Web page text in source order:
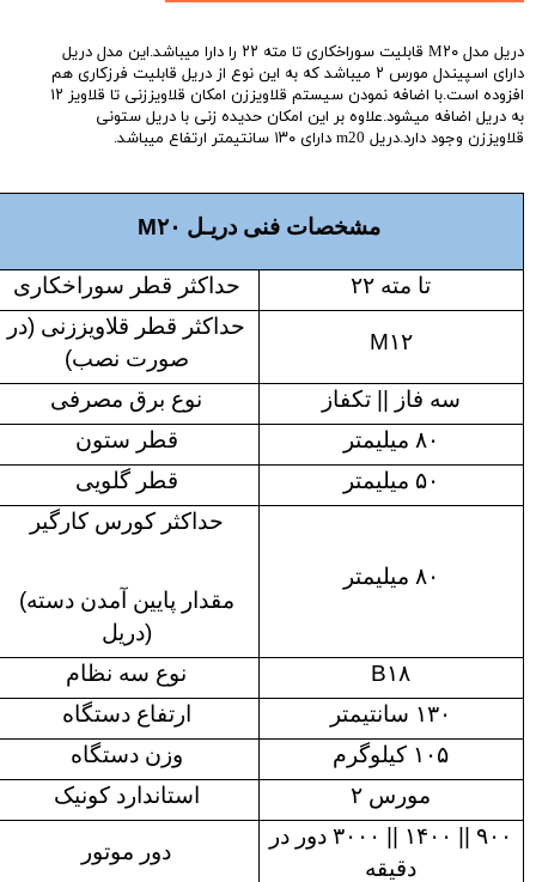
دریل مدل M۲۰ قابلیت سوراخکاری تا مته ۲۲ را دارا میباشد.این مدل دریل
دارای اسپیندل مورس ۲ میباشد که به این نوع از دریل قابلیت فرزکاری هم
افزوده است.با اضافه نمودن سیستم قلاویززن امکان قلاویززنی تا قلاویز ۱۲
به دریل اضافه میشود.علاوه بر این امکان حدیده زنی با دریل ستونی
قلاویززن وجود دارد.دریل m20 دارای
۱۳۰ سانتیمتر ارتفاع میباشد.
مشخصات فنی دریـل M۲۰
تا مته ۲۲ حداکثر قطر سوراخکاری
M۱۲
حداکثر قطر قلاویززنی (در
صورت نصب)
سه فاز || تکفاز
نوع برق مصرفی
۸۰ میلیمتر
قطر ستون
۵۰ میلیمتر
قطر گلویی
۸۰ میلیمتر
حداکثر کورس کارگیر
(مقدار پایین آمدن دسته
دریل)
B۱۸
نوع سه نظام
۱۳۰ سانتیمتر
ارتفاع دستگاه
۱۰۵ کیلوگرم
وزن دستگاه
مورس ۲
استاندارد کونیک
۹۰۰ || ۱۴۰۰ || ۳۰۰۰ دور در
دقیقه
دور موتور